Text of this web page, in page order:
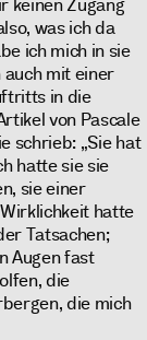
keinen Zugang
was ich da
ich mich in sie
auch mit einer
in die
von Pascale
schrieb: „Sie hat
hatte sie sie
sie einer
hatte
Tatsachen;
Augen fast
die
die mich